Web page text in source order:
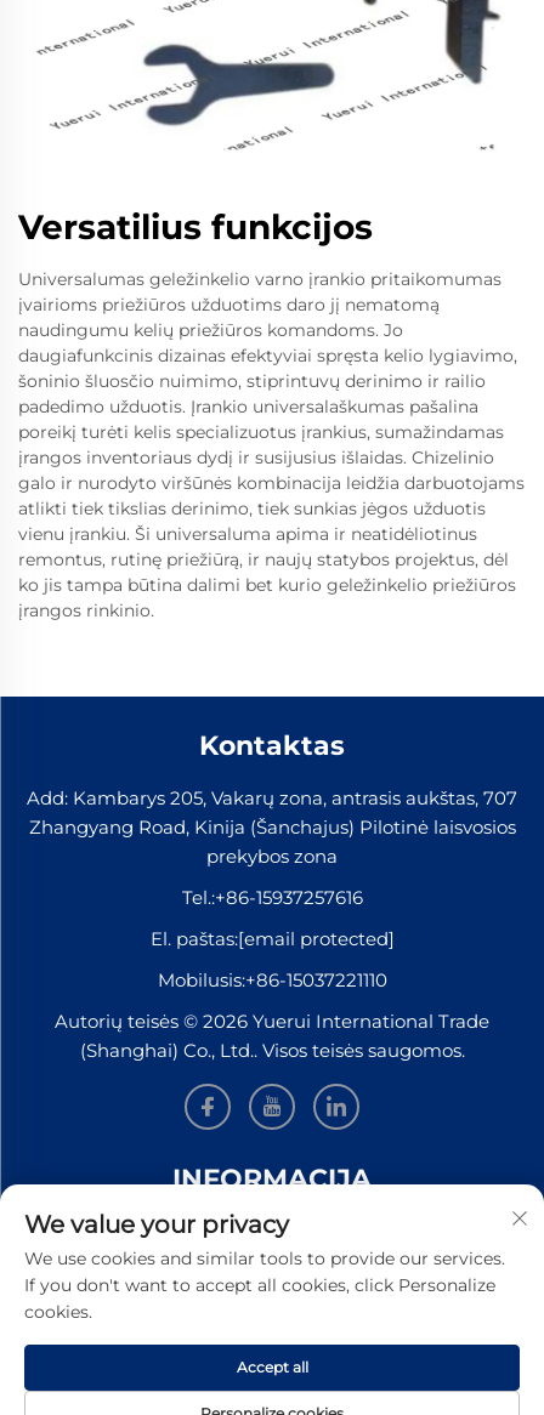
Versatilius funkcijos
Universalumas geležinkelio varno įrankio pritaikomumas
įvairioms priežiūros užduotims daro jį nematomą
naudingumu kelių priežiūros komandoms. Jo
daugiafunkcinis dizainas efektyviai spręsta kelio lygiavimo,
šoninio šluosčio nuimimo, stiprintuvų derinimo ir railio
padedimo užduotis. Įrankio universalaškumas pašalina
poreikį turėti kelis specializuotus įrankius, sumažindamas
įrangos inventoriaus dydį ir susijusius išlaidas. Chizelinio
galo ir nurodyto viršūnės kombinacija leidžia darbuotojams
atlikti tiek tikslias derinimo, tiek sunkias jėgos užduotis
vienu įrankiu. Ši universaluma apima ir neatidėliotinus
remontus, rutinę priežiūrą, ir naujų statybos projektus, dėl
ko jis tampa būtina dalimi bet kurio geležinkelio priežiūros
įrangos rinkinio.
Kontaktas
Add: Kambarys 205, Vakarų zona, antrasis aukštas, 707
Zhangyang Road, Kinija (Šanchajus) Pilotinė laisvosios
prekybos zona
Tel.:+86-15937257616
El. paštas:[email protected]
Mobilusis:+86-15037221110
Autorių teisės © 2026 Yuerui International Trade
(Shanghai) Co., Ltd.. Visos teisės saugomos.
INFORMACIJA
Užsiregistruokite, kad gautumėte mūsų savaitinį
naujienlaiškį
PATEIKTI
We value your privacy
We use cookies and similar tools to provide our services.
If you don't want to accept all cookies, click Personalize
cookies.
Accept all